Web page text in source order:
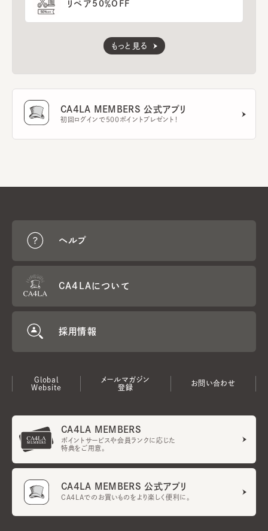
リペア50％OFF
もっと見る
CA4LA MEMBERS 公式アプリ
初回ログインで500ポイントプレゼント！
ヘルプ
CA4LAについて
採用情報
Global
Website
メールマガジン
登録
お問い合わせ
CA4LA MEMBERS
ポイントサービスや会員ランクに応じた
特典をご用意。
CA4LA MEMBERS 公式アプリ
CA4LAでのお買いものをより楽しく便利に。